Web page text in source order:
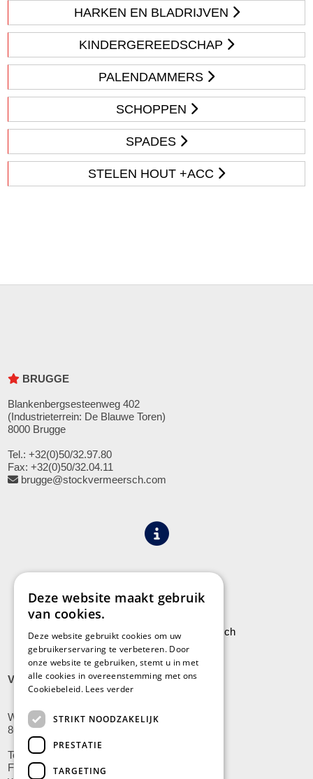
HARKEN EN BLADRIJVEN
KINDERGEREEDSCHAP
PALENDAMMERS
SCHOPPEN
SPADES
STELEN HOUT +ACC
BRUGGE
Blankenbergsesteenweg 402
(Industrieterrein: De Blauwe Toren)
8000 Brugge
Tel.: +32(0)50/32.97.80
Fax: +32(0)50/32.04.11
brugge@stockvermeersch.com
Leveringen aan Stock Vermeersch
VLADSLO
Wijnendalestraat 200
8600 Vladslo - Diksmuide
Tel: +32(0)51/59.10.00
Fax: +32(0)51/58.21.99
Deze website maakt gebruik
van cookies.
Deze website gebruikt cookies om uw
gebruikerservaring te verbeteren. Door
onze website te gebruiken, stemt u in met
alle cookies in overeenstemming met ons
Cookiebeleid. Lees verder
STRIKT NOODZAKELIJK
PRESTATIE
TARGETING